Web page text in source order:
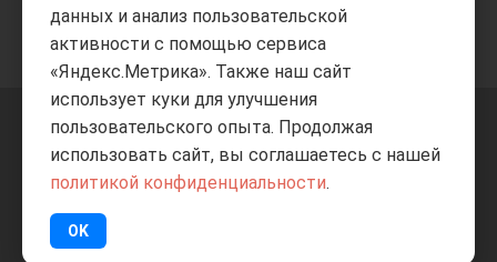
+7 8332205-805 ВВЕРХ
ИП Баранов А.С. 2026
данных и анализ пользовательской
активности с помощью сервиса
«Яндекс.Метрика». Также наш сайт
использует куки для улучшения
пользовательского опыта. Продолжая
использовать сайт, вы соглашаетесь с нашей
политикой конфиденциальности.
OK